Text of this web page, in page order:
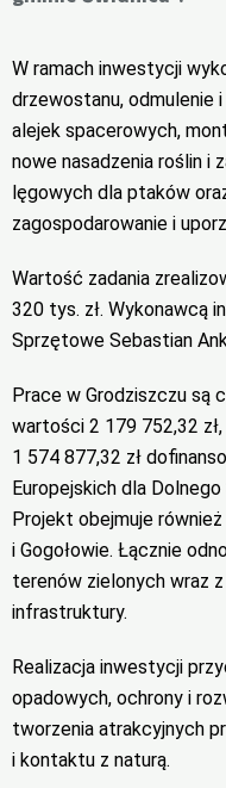
W ramach inwestycji
drzewostanu, odmulenie
alejek spacerowych,
nowe nasadzenia roślin i
lęgowych dla ptaków
zagospodarowanie i
Wartość zadania
320 tys. zł. Wykonawcą
Sprzętowe Sebastian
Prace w Grodziszczu są
wartości 2 179 752,32
1 574 877,32 zł
Europejskich dla
Projekt obejmuje
i Gogołowie. Łącznie
terenów zielonych wraz
infrastruktury.
Realizacja inwestycji
opadowych, ochrony i
tworzenia atrakcyjnych
i kontaktu z naturą.